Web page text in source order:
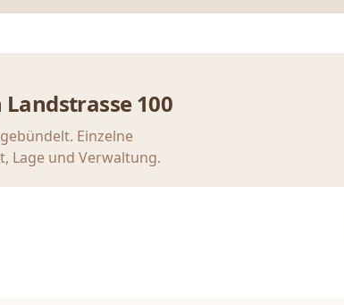
Landstrasse 100
Einzelne
Lage und Verwaltung.